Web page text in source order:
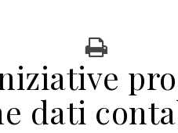
dati